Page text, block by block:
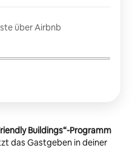
über Airbnb
Buildings“-Programm
das Gastgeben in deiner